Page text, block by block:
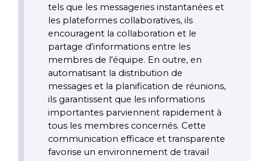
tels que les messageries instantanées et
les plateformes collaboratives, ils
encouragent la collaboration et le
partage d'informations entre les
membres de l'équipe. En outre, en
automatisant la distribution de
messages et la planification de réunions,
ils garantissent que les informations
importantes parviennent rapidement à
tous les membres concernés. Cette
communication efficace et transparente
favorise un environnement de travail